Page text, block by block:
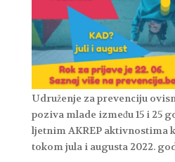
Udruženje za prevenciju
poziva mlade između 15 i 25
ljetnim AKREP aktivnostima
tokom jula i augusta 2022.